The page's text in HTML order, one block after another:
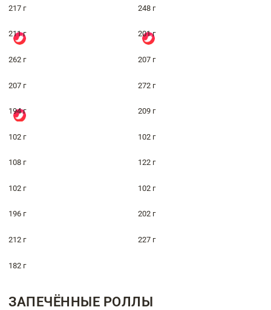
217 г 248 г
211 г 201 г
262 г 207 г
207 г 272 г
194 г 209 г
102 г 102 г
108 г 122 г
102 г 102 г
196 г 202 г
212 г 227 г
182 г
ЗАПЕЧЁННЫЕ РОЛЛЫ